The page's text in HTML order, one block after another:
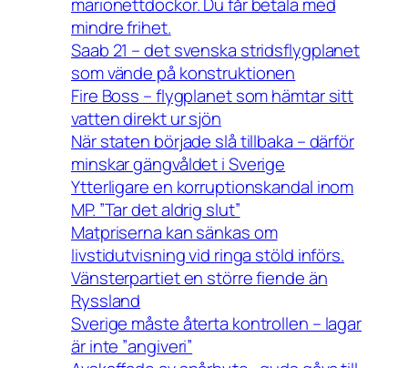
mindre frihet.
Saab 21 – det svenska stridsflygplanet
som vände på konstruktionen
Fire Boss – flygplanet som hämtar sitt
vatten direkt ur sjön
När staten började slå tillbaka – därför
minskar gängvåldet i Sverige
Ytterligare en korruptionskandal inom
MP. ”Tar det aldrig slut”
Matpriserna kan sänkas om
livstidutvisning vid ringa stöld införs.
Vänsterpartiet en större fiende än
Ryssland
Sverige måste återta kontrollen – lagar
är inte ”angiveri”